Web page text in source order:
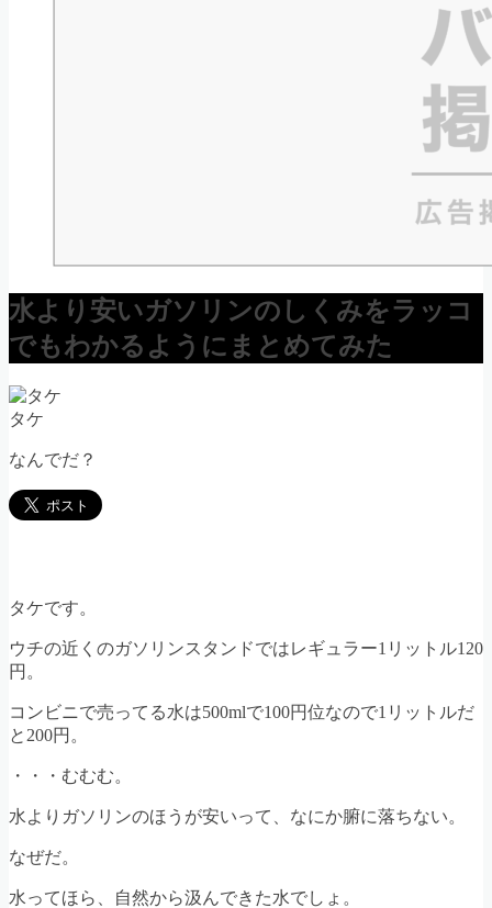
水より安いガソリンのしくみをラッコ
でもわかるようにまとめてみた
タケ
なんでだ？
タケです。
ウチの近くのガソリンスタンドではレギュラー1リットル120
円。
コンビニで売ってる水は500mlで100円位なので1リットルだ
と200円。
・・・むむむ。
水よりガソリンのほうが安いって、なにか腑に落ちない。
なぜだ。
水ってほら、自然から汲んできた水でしょ。